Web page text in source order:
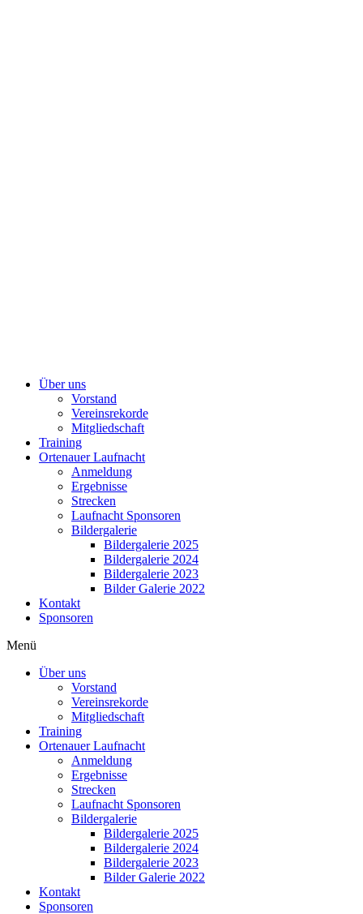
Über uns
Vorstand
Vereinsrekorde
Mitgliedschaft
Training
Ortenauer Laufnacht
Anmeldung
Ergebnisse
Strecken
Laufnacht Sponsoren
Bildergalerie
Bildergalerie 2025
Bildergalerie 2024
Bildergalerie 2023
Bilder Galerie 2022
Kontakt
Sponsoren
Menü
Über uns
Vorstand
Vereinsrekorde
Mitgliedschaft
Training
Ortenauer Laufnacht
Anmeldung
Ergebnisse
Strecken
Laufnacht Sponsoren
Bildergalerie
Bildergalerie 2025
Bildergalerie 2024
Bildergalerie 2023
Bilder Galerie 2022
Kontakt
Sponsoren